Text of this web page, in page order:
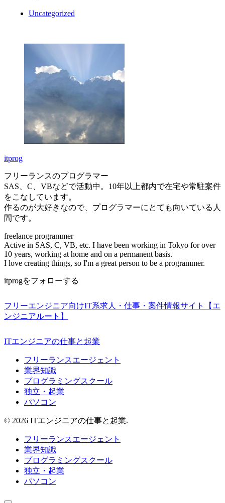
Uncategorized
itprog
フリーランスのプログラマー
SAS、C、VBなどで活動中。10年以上都内で在宅や常駐案件
をこなしています。
作るのが大好きなので、プログラマーにとても向いている人
間です。
freelance programmer
Active in SAS, C, VB, etc. I have been working in Tokyo for over
10 years, working at home and on a permanent basis.
I love creating things, so I'm a great person to be a programmer.
itprogをフォローする
フリーエンジニア向けIT系求人・仕事・案件情報サイト【エ
ンジニアルート】
ITエンジニアの仕事と起業
フリーランスエージェント
業界知識
プログラミングスクール
独立・起業
パソコン
© 2026 ITエンジニアの仕事と起業.
フリーランスエージェント
業界知識
プログラミングスクール
独立・起業
パソコン